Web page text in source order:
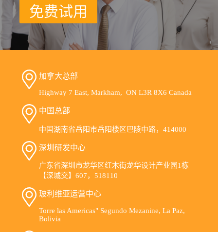
免费试用
加拿大总部
Highway 7 East, Markham, ON L3R 8X6 Canada
中国总部
中国湖南省岳阳市岳阳楼区巴陵中路，414000
深圳研发中心
广东省深圳市龙华区红木街龙华设计产业园1栋
【深城交】607，518110
玻利维亚运营中心
Torre las Americas" Segundo Mezanine, La Paz,
Bolivia